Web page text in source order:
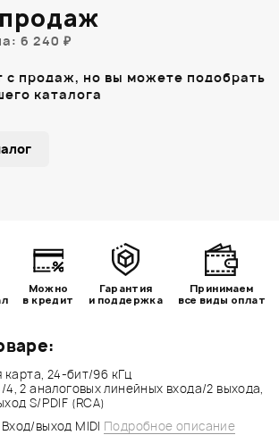
карта, 24-бит/96 кГц
4, 2 аналоговых линейных входа/2 выхода,
S/PDIF (RCA)
Вход/выход MIDI Подробное описание
6 240 ₽
с продаж, но вы можете подобрать
каталога
Можно
в кредит
Гарантия
и поддержка
Принимаем
все виды оплат